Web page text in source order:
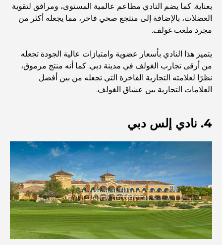
مخطط تلال الغاف الرئيسي: معيار جديد للحياة المتكاملة في
دبي
منازل متوافقة مع مبادئ فاستو: دليل عملي لتحقيق التوازن
والانسجام
أفضل شركات تنسيق الحدائق في دبي: تحويل المساحات
الخارجية
أفضل شركات نقل الأثاث في دبي: دليل شامل
نخلة جبل علي مقابل نخلة جميرا: مقارنة واضحة لمشتري
العقارات الأذكياء
اكتشف جزيرة القمر في دبي: دليلك الأمثل
استكشاف المواقع التاريخية في دبي: رحلة عبر الزمن
بعناية. كما يضم النادي مطاعم عالمية المستوى، ومرافق لتقوية
العضلات، بالإضافة إلى منتجع صحي فاخر، مما يجعله أكثر من
مجرد ملعب غولف.
يتميز هذا النادي بأسعار عضوية وامتيازات عالية الجودة تجعله
من أرقى تجارب الغولف في مدينة دبي. كما أنه منتج مرموق،
نظرًا لعلامته التجارية الفاخرة التي تجعله من بين أفضل
العلامات التجارية بين عشاق الغولف.
4. نادي إلس دبي